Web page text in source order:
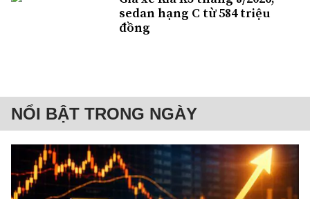
sedan hạng C từ 584 triệu
đồng
NỔI BẬT TRONG NGÀY